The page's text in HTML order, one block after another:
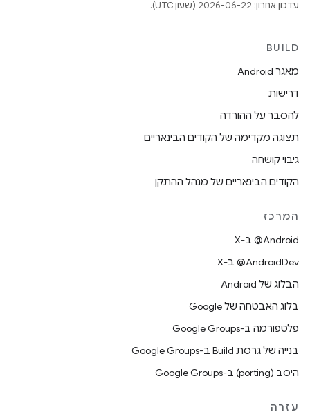
עדכון אחרון: 2026-06-22 (שעון UTC).
BUILD
מאגר Android
דרישות
להסבר על ההורדה
תצוגה מקדימה של הקודים הבינאריים
גיבוי קושחה
הקודים הבינאריים של מנהל ההתקן
המרכז
‫‎@Android ב-X
‫‎@AndroidDev ב-X
הבלוג של Android
בלוג האבטחה של Google
פלטפורמה ב-Google Groups
בנייה של גרסת Build ב-Google Groups
היסב (porting) ב-Google Groups
עזרה